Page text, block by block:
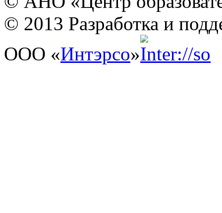
© 2013 Разработка и
ООО «Интэрсо»